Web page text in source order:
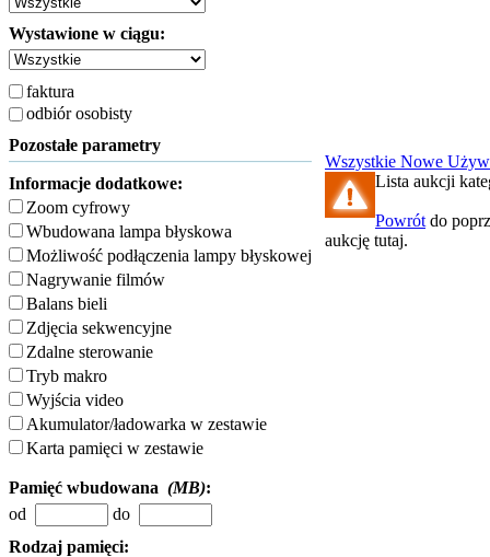
Wystawione w ciągu:
faktura
odbiór osobisty
Pozostałe parametry
Informacje dodatkowe:
Zoom cyfrowy
Wbudowana lampa błyskowa
Możliwość podłączenia lampy błyskowej
Nagrywanie filmów
Balans bieli
Zdjęcia sekwencyjne
Zdalne sterowanie
Tryb makro
Wyjścia video
Akumulator/ładowarka w zestawie
Karta pamięci w zestawie
Pamięć wbudowana (MB):
od
do
Rodzaj pamięci:
Wszystkie Nowe
Lista aukcji
Powrót do
aukcję tutaj.